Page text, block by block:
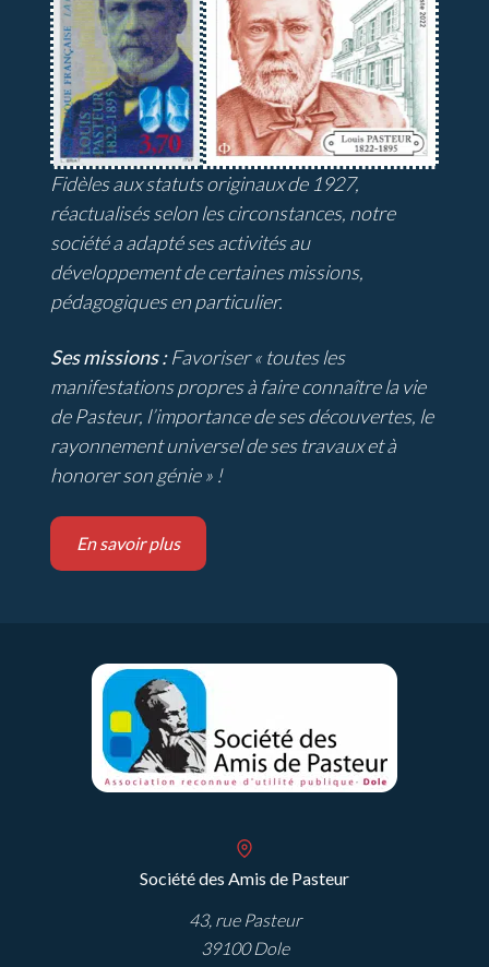
Fidèles aux statuts originaux de 1927,
réactualisés selon les circonstances, notre
société a adapté ses activités au
développement de certaines missions,
pédagogiques en particulier.
Ses missions :Favoriser « toutes les
manifestations propres à faire connaître la vie
de Pasteur, l’importance de ses découvertes, le
rayonnement universel de ses travaux et à
honorer son génie » !
En savoir plus
Société des Amis de Pasteur
43, rue Pasteur
39100 Dole